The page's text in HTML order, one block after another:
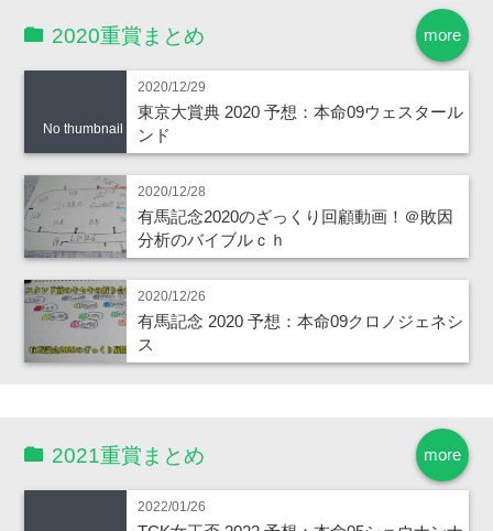
more
2020重賞まとめ
No thumbnail
2020/12/29
東京大賞典 2020 予想：本命09ウェスタール
ンド
2020/12/28
有馬記念2020のざっくり回顧動画！＠敗因
分析のバイブルｃｈ
2020/12/26
有馬記念 2020 予想：本命09クロノジェネシ
ス
more
2021重賞まとめ
2022/01/26